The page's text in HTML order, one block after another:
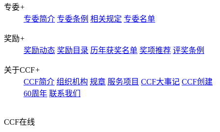
专委+
专委简介 专委条例 相关规定 专委名单
奖励+
奖励动态 奖励目录 历年获奖名单 奖项推荐 评奖条例
关于CCF+
CCF简介 组织机构 规章 服务项目 CCF大事记 CCF创建
60周年 联系我们
CCF在线